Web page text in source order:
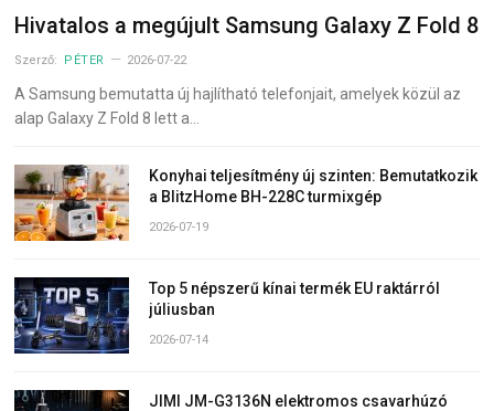
Hivatalos a megújult Samsung Galaxy Z Fold 8
Szerző: PÉTER 2026-07-22
A Samsung bemutatta új hajlítható telefonjait, amelyek közül az
alap Galaxy Z Fold 8 lett a…
Konyhai teljesítmény új szinten: Bemutatkozik
a BlitzHome BH-228C turmixgép
2026-07-19
Top 5 népszerű kínai termék EU raktárról
júliusban
2026-07-14
JIMI JM-G3136N elektromos csavarhúzó